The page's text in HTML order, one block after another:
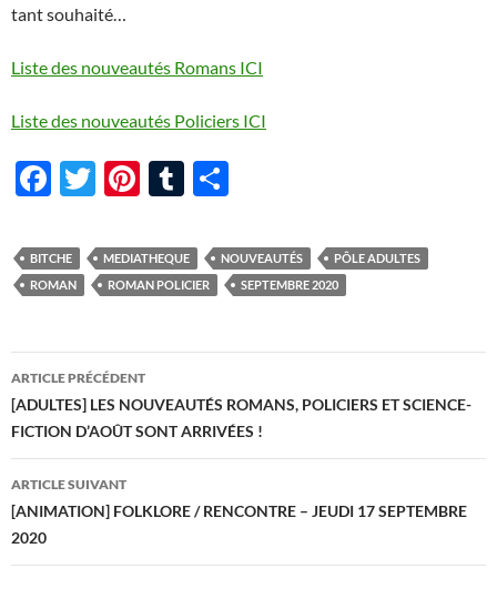
tant souhaité…
Liste des nouveautés Romans ICI
Liste des nouveautés Policiers ICI
F
e
b
o
k
T
itt
er
Pi
er
es
T
m
bl
ta
g
BITCHE MEDIATHEQUE NOUVEAUTÉS
PÔLE ADULTES
ROMAN
ROMAN POLICIER SEPTEMBRE 2020
Navigation
des
articles
ARTICLE PRÉCÉDENT
[ADULTES] LES NOUVEAUTÉS ROMANS, POLICIERS ET SCIENCE-
FICTION D’AOÛT SONT ARRIVÉES !
ARTICLE SUIVANT
[ANIMATION] FOLKLORE / RENCONTRE – JEUDI 17 SEPTEMBRE
2020